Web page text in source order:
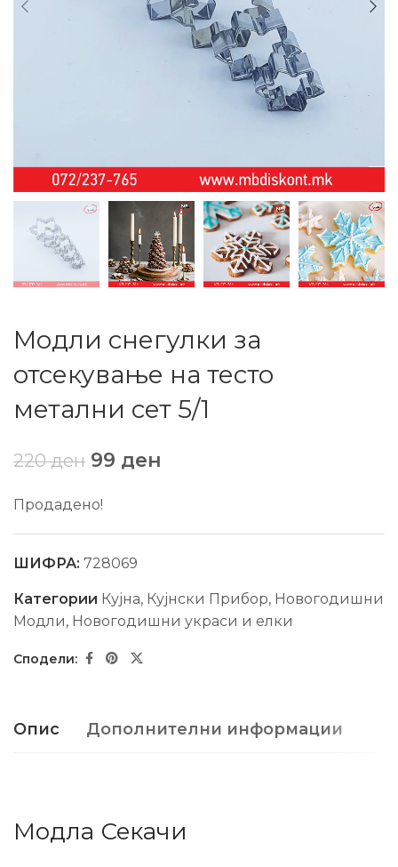
Модли снегулки за
отсекување на тесто
метални сет 5/1
220ден 99 ден
Продадено!
ШИФРА: 728069
Категории Кујна, Кујнски Прибор, Новогодишни
Модли, Новогодишни украси и елки
Опис Дополнителни информации
Модла Секачи